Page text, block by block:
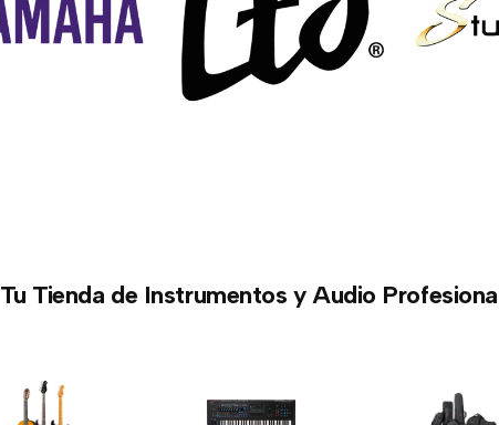
Tu Tienda de Instrumentos y Audio